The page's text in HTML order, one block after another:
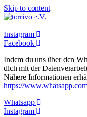
Skip to content
Instagram
Facebook
Indem du uns über den
dich mit der
Nähere Informationen
https://
Whatsapp
Instagram